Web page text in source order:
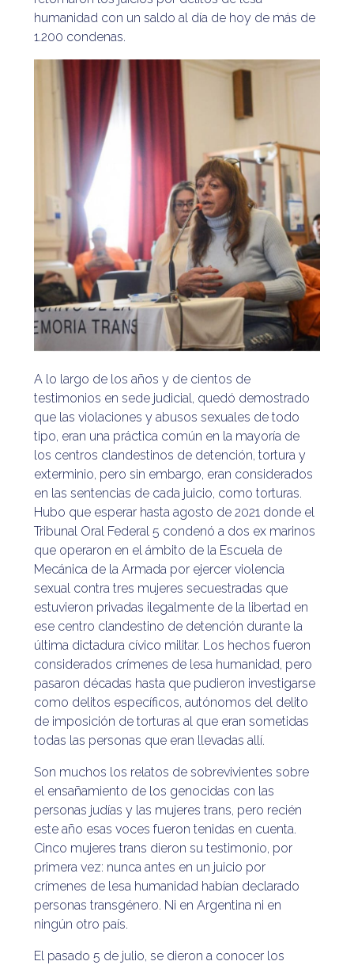
humanidad con un saldo al día de hoy de más de
1.200 condenas.
A lo largo de los años y de cientos de
testimonios en sede judicial, quedó demostrado
que las violaciones y abusos sexuales de todo
tipo, eran una práctica común en la mayoría de
los centros clandestinos de detención, tortura y
exterminio, pero sin embargo, eran considerados
en las sentencias de cada juicio, como torturas.
Hubo que esperar hasta agosto de 2021 donde el
Tribunal Oral Federal 5 condenó a dos ex marinos
que operaron en el ámbito de la Escuela de
Mecánica de la Armada por ejercer violencia
sexual contra tres mujeres secuestradas que
estuvieron privadas ilegalmente de la libertad en
ese centro clandestino de detención durante la
última dictadura cívico militar. Los hechos fueron
considerados crímenes de lesa humanidad, pero
pasaron décadas hasta que pudieron investigarse
como delitos específicos, autónomos del delito
de imposición de torturas al que eran sometidas
todas las personas que eran llevadas allí.
Son muchos los relatos de sobrevivientes sobre
el ensañamiento de los genocidas con las
personas judías y las mujeres trans, pero recién
este año esas voces fueron tenidas en cuenta.
Cinco mujeres trans dieron su testimonio, por
primera vez: nunca antes en un juicio por
crímenes de lesa humanidad habían declarado
personas transgénero. Ni en Argentina ni en
ningún otro país.
El pasado 5 de julio, se dieron a conocer los